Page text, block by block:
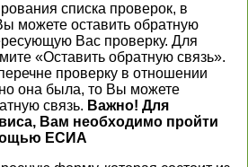
списка проверок, в
можете оставить обратную
Вас проверку. Для
«Оставить обратную связь».
проверку в отношении
она была, то Вы можете
связь. Важно! Для
Вам необходимо пройти
ЕСИА